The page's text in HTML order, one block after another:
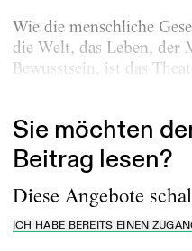
Wie die menschliche
die Welt, das Leben, der
Bewusstsein, ist das
Sie möchten
Beitrag lesen?
Diese Angebote
ICH HABE BEREITS EINEN